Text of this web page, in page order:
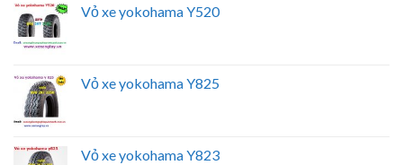
Vỏ xe yokohama Y520
Vỏ xe yokohama Y825
Vỏ xe yokohama Y823